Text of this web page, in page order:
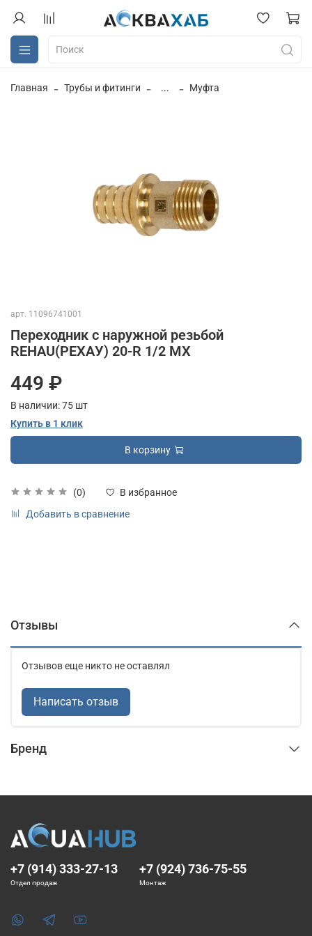
Главная Трубы и фитинги ... Муфта
арт. 11096741001
Переходник с наружной резьбой
REHAU(РЕХАУ) 20-R 1/2 MX
(0)
В избранное
Добавить в сравнение
449 ₽
В наличии:75 шт
Купить в 1 клик
В корзину
Отзывы
Отзывов еще никто не оставлял
Написать отзыв
Бренд
+7 (914) 333-27-13
Отдел продаж
+7 (924) 736-75-55
Монтаж